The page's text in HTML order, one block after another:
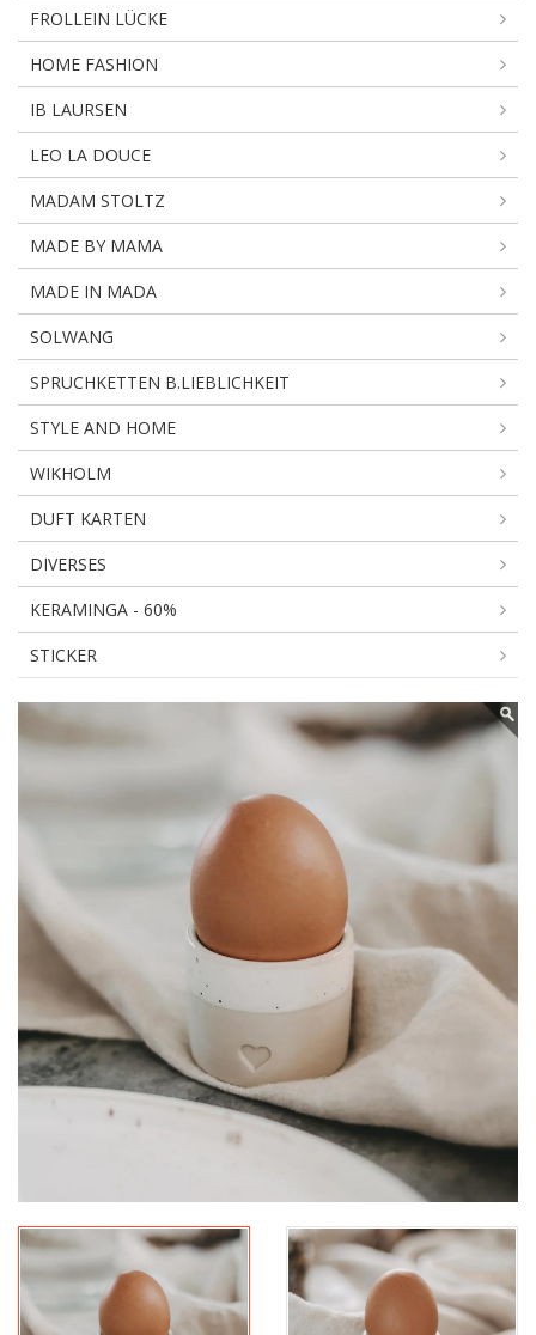
FROLLEIN LÜCKE
HOME FASHION
IB LAURSEN
LEO LA DOUCE
MADAM STOLTZ
MADE BY MAMA
MADE IN MADA
SOLWANG
SPRUCHKETTEN B.LIEBLICHKEIT
STYLE AND HOME
WIKHOLM
DUFT KARTEN
DIVERSES
KERAMINGA - 60%
STICKER